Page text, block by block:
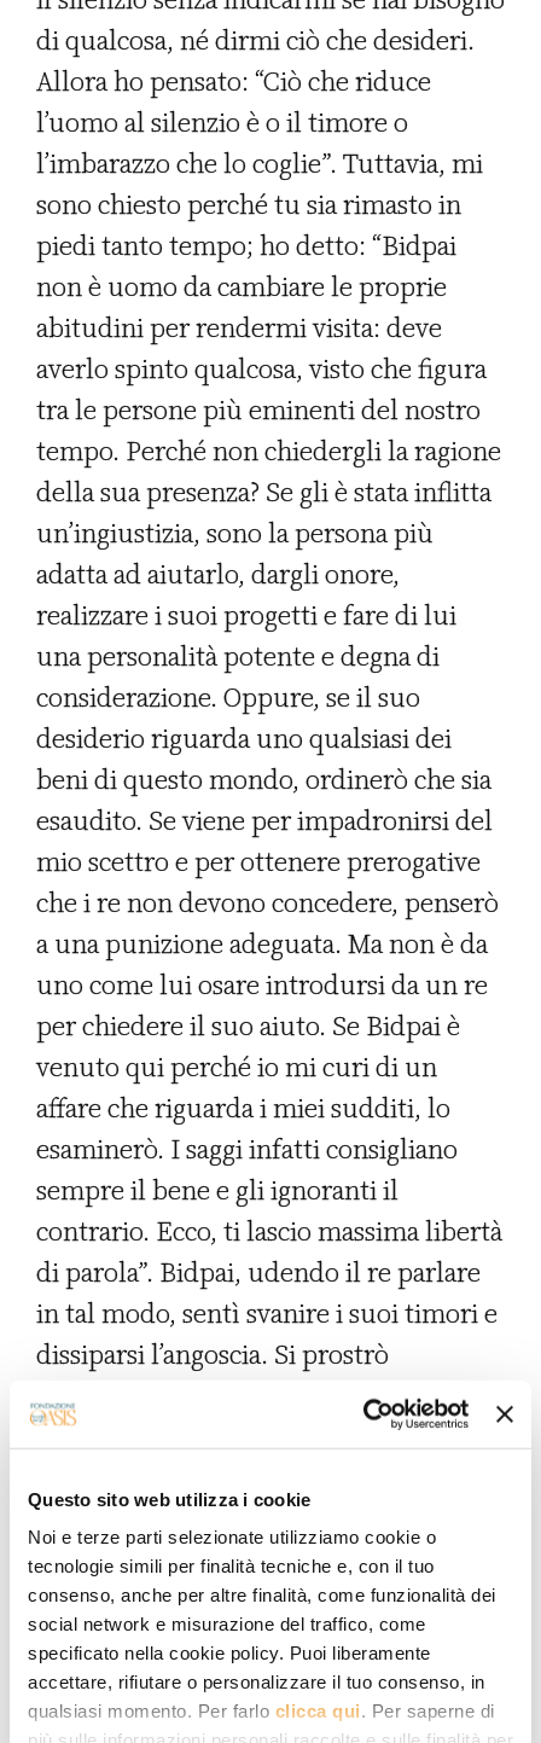
Questo sito web utilizza i cookie
Noi e terze parti selezionate utilizziamo cookie o
tecnologie simili per finalità tecniche e, con il tuo
consenso, anche per altre finalità, come funzionalità dei
social network e misurazione del traffico, come
specificato nella cookie policy. Puoi liberamente
accettare, rifiutare o personalizzare il tuo consenso, in
qualsiasi momento. Per farlo clicca qui. Per saperne di
di qualcosa, né dirmi ciò che desideri.
Allora ho pensato: “Ciò che riduce
l’uomo al silenzio è o il timore o
l’imbarazzo che lo coglie”. Tuttavia, mi
sono chiesto perché tu sia rimasto in
piedi tanto tempo; ho detto: “Bidpai
non è uomo da cambiare le proprie
abitudini per rendermi visita: deve
averlo spinto qualcosa, visto che figura
tra le persone più eminenti del nostro
tempo. Perché non chiedergli la ragione
della sua presenza? Se gli è stata inflitta
un’ingiustizia, sono la persona più
adatta ad aiutarlo, dargli onore,
realizzare i suoi progetti e fare di lui
una personalità potente e degna di
considerazione. Oppure, se il suo
desiderio riguarda uno qualsiasi dei
beni di questo mondo, ordinerò che sia
esaudito. Se viene per impadronirsi del
mio scettro e per ottenere prerogative
che i re non devono concedere, penserò
a una punizione adeguata. Ma non è da
uno come lui osare introdursi da un re
per chiedere il suo aiuto. Se Bidpai è
venuto qui perché io mi curi di un
affare che riguarda i miei sudditi, lo
esaminerò. I saggi infatti consigliano
sempre il bene e gli ignoranti il
contrario. Ecco, ti lascio massima libertà
di parola”. Bidpai, udendo il re parlare
in tal modo, sentì svanire i suoi timori e
dissiparsi l’angoscia. Si prostrò
umilmente, poi si rialzò e in piedi
davanti al re disse: […] «O re, tu sei
splende nel cielo. Hai ricevuto in
eredità il paese dei tuoi predecessori, i
loro palazzi, la loro fortuna, il loro
rango e tutto ciò che faceva la loro
potenza. Hai conservato il potere che
hai ricevuto ed ereditato i loro tesori e i